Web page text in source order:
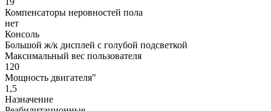
Компенсаторы неровностей пола
нет
Консоль
Большой ж/к дисплей с голубой подсветкой
Максимальный вес пользователя
120
Мощность двигателя"
1,5
Назначение